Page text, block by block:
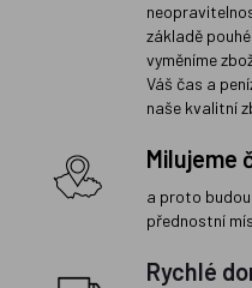
základě
vyměníme
Váš čas a
naše kvalitní
Milujeme
a proto
přednostní
Rychlé